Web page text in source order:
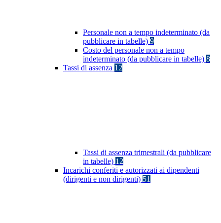
Personale non a tempo indeterminato (da
pubblicare in tabelle) 9
Costo del personale non a tempo
indeterminato (da pubblicare in tabelle) 8
Tassi di assenza 12
Tassi di assenza trimestrali (da pubblicare
in tabelle) 12
Incarichi conferiti e autorizzati ai dipendenti
(dirigenti e non dirigenti) 51